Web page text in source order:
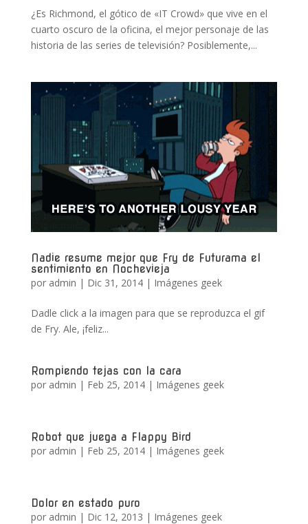
¿Es Richmond, el gótico de «IT Crowd» que vive en el
cuarto oscuro de la oficina, el mejor personaje de las
historia de las series de televisión? Posiblemente,...
Nadie resume mejor que Fry de Futurama el
sentimiento en Nochevieja
por admin | Dic 31, 2014| Imágenes geek
Dadle click a la imagen para que se reproduzca el gif
de Fry. Ale, ¡feliz...
Rompiendo tejas con la cara
por admin | Feb 25, 2014| Imágenes geek
Robot que juega a Flappy Bird
por admin | Feb 25, 2014| Imágenes geek
Dolor en estado puro
por admin | Dic 12, 2013 | Imágenes geek